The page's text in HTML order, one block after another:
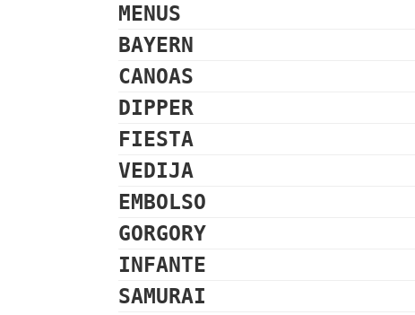
MENUS
BAYERN
CANOAS
DIPPER
FIESTA
VEDIJA
EMBOLSO
GORGORY
INFANTE
SAMURAI